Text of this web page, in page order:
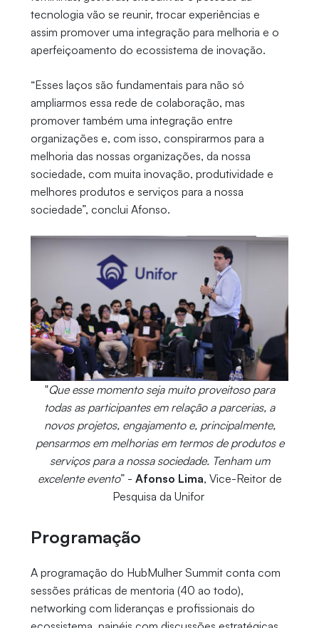
tecnologia vão se reunir, trocar experiências e
assim promover uma integração para melhoria e o
aperfeiçoamento do ecossistema de inovação.
“Esses laços são fundamentais para não só
ampliarmos essa rede de colaboração, mas
promover também uma integração entre
organizações e, com isso, conspirarmos para a
melhoria das nossas organizações, da nossa
sociedade, com muita inovação, produtividade e
melhores produtos e serviços para a nossa
sociedade”, conclui Afonso.
"Que esse momento seja muito proveitoso para
todas as participantes em relação a parcerias, a
novos projetos, engajamento e, principalmente,
pensarmos em melhorias em termos de produtos e
serviços para a nossa sociedade. Tenham um
excelente evento” - Afonso Lima, Vice-Reitor de
Pesquisa da Unifor
Programação
A programação do HubMulher Summit conta com
sessões práticas de mentoria (40 ao todo),
networking com lideranças e profissionais do